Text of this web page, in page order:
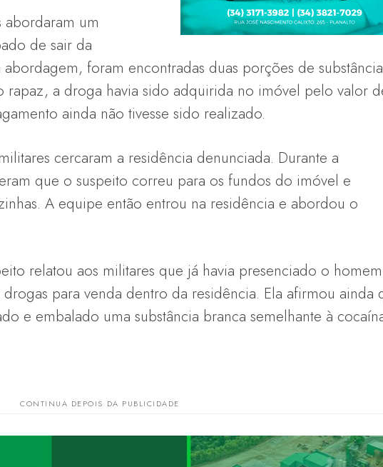
um
de sair da
foram encontradas duas porções de substância
rapaz, a droga havia sido adquirida no imóvel pelo valor
ainda não tivesse sido realizado.
cercaram a residência denunciada. Durante a
que o suspeito correu para os fundos do imóvel e
A equipe então entrou na residência e abordou o
relatou aos militares que já havia presenciado o homem
para venda dentro da residência. Ela afirmou ainda
e embalado uma substância branca semelhante à